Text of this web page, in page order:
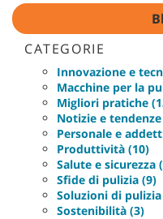
CATEGORIE
Innovazione e
Macchine per la
Migliori pratiche
Notizie e
Personale e
Produttività (10)
Salute e sicurezza
Sfide di pulizia (9)
Soluzioni di pulizia
Sostenibilità (3)